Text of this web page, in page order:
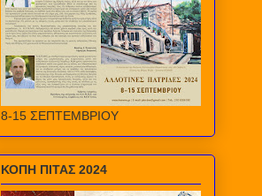
8-15 ΣΕΠΤΕΜΒΡΙΟΥ
ΚΟΠΗ ΠΙΤΑΣ 2024